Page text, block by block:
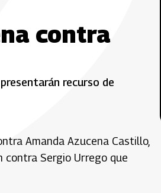
contra
recurso de
Amanda Azucena Castillo,
contra Sergio Urrego que